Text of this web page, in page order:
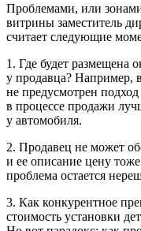
Проблемами, или
витрины заместитель
считает следующие
1. Где будет размещена
у продавца? Например,
не предусмотрен
в процессе продажи
у автомобиля.
2. Продавец не может
и ее описание цену
проблема остается
3. Как конкурентное
стоимость установки